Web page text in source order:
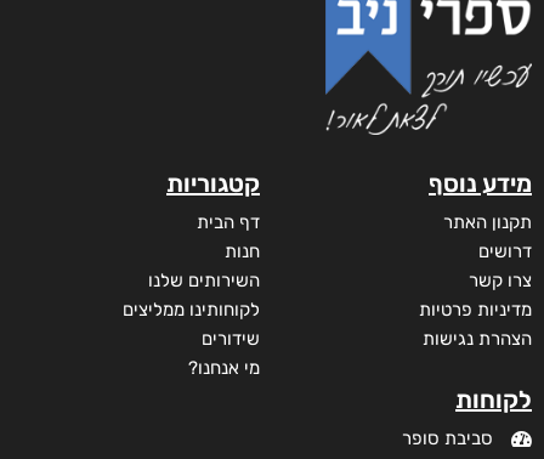
מידע נוסף
תקנון האתר
דרושים
צרו קשר
מדיניות פרטיות
הצהרת נגישות
לקוחות
סביבת סופר
קטגוריות
דף הבית
חנות
השירותים שלנו
לקוחותינו ממליצים
שידורים
מי אנחנו?